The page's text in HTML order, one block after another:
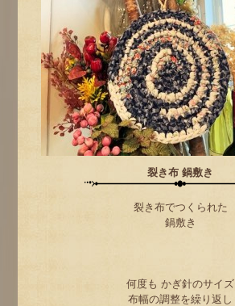
裂き布 鍋敷き
裂き布でつくられた
鍋敷き
何度も かぎ針のサイズ
布幅の調整を繰り返し